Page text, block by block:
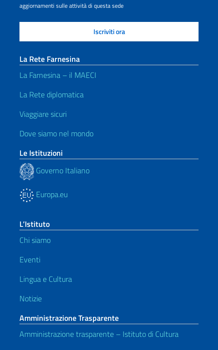
aggiornamenti sulle attività di questa sede
La Rete Farnesina
La Farnesina – il MAECI
La Rete diplomatica
Viaggiare sicuri
Dove siamo nel mondo
Le Istituzioni
Governo Italiano
Europa.eu
L’Istituto
Chi siamo
Eventi
Lingua e Cultura
Notizie
Amministrazione Trasparente
Amministrazione trasparente – Istituto di Cultura